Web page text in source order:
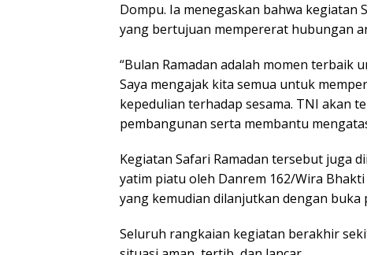
Dompu. Ia menegaskan bahwa kegiatan
yang bertujuan mempererat hubungan
“Bulan Ramadan adalah momen terbaik
Saya mengajak kita semua untuk
kepedulian terhadap sesama. TNI akan
pembangunan serta membantu
Kegiatan Safari Ramadan tersebut juga
yatim piatu oleh Danrem 162/Wira
yang kemudian dilanjutkan dengan
Seluruh rangkaian kegiatan berakhir